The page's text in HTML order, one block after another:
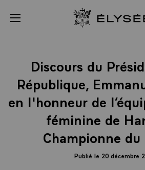
menu Retour à
Discours du
République,
en l'honneur de
féminine de
Championne du
Publié le 20 décembre
Panneau de gestion des cookies